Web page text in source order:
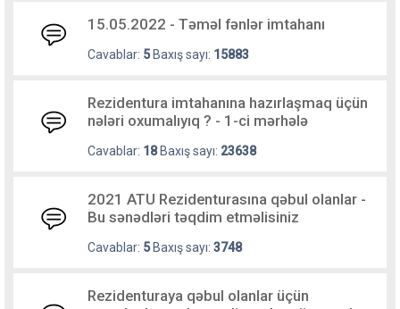
15.05.2022 - Təməl fənlər imtahanı
Cavablar: 5Baxış sayı: 15883
Rezidentura imtahanına hazırlaşmaq üçün
nələri oxumalıyıq ? - 1-ci mərhələ
Cavablar: 18Baxış sayı: 23638
2021 ATU Rezidenturasına qəbul olanlar -
Bu sənədləri təqdim etməlisiniz
Cavablar: 5Baxış sayı: 3748
Rezidenturaya qəbul olanlar üçün